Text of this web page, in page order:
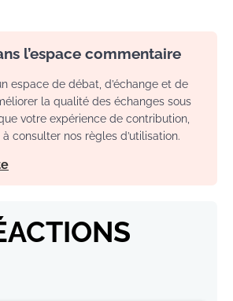
l’espace commentaire
espace de débat, d’échange et de
la qualité des échanges sous
votre expérience de contribution,
consulter nos règles d’utilisation.